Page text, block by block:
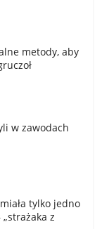
metody, aby
w zawodach
tylko jedno
z